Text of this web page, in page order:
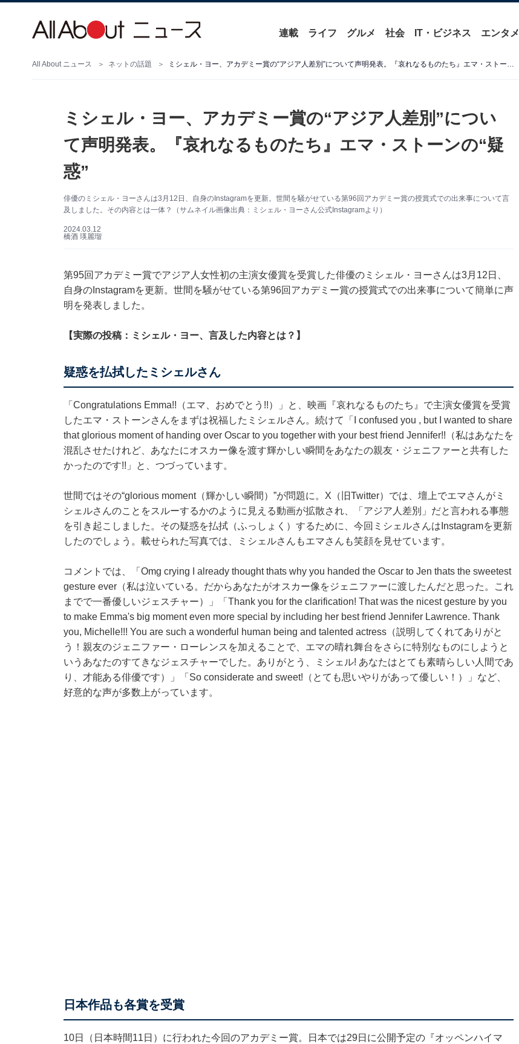
連載 ライフ グルメ 社会 IT・ビジネス エンタメ
All About ニュース ネットの話題 ミシェル・ヨー、アカデミー賞の“アジア人差別”について声明発表。『哀れなるものたち』エマ・ストーンの“疑惑”
ミシェル・ヨー、アカデミー賞の“アジア人差別”につい
て声明発表。『哀れなるものたち』エマ・ストーンの“疑
惑”
俳優のミシェル・ヨーさんは3月12日、自身のInstagramを更新。世間を騒がせている第96回アカデミー賞の授賞式での出来事について言
及しました。その内容とは一体？（サムネイル画像出典：ミシェル・ヨーさん公式Instagramより）
2024.03.12
橋酒 瑛麗瑠
第95回アカデミー賞でアジア人女性初の主演女優賞を受賞した俳優のミシェル・ヨーさんは3月12日、
自身のInstagramを更新。世間を騒がせている第96回アカデミー賞の授賞式での出来事について簡単に声
明を発表しました。
【実際の投稿：ミシェル・ヨー、言及した内容とは？】
疑惑を払拭したミシェルさん
「Congratulations Emma!!（エマ、おめでとう!!）」と、映画『哀れなるものたち』で主演女優賞を受賞
したエマ・ストーンさんをまずは祝福したミシェルさん。続けて「I confused you , but I wanted to share
that glorious moment of handing over Oscar to you together with your best friend Jennifer!!（私はあなたを
混乱させたけれど、あなたにオスカー像を渡す輝かしい瞬間をあなたの親友・ジェニファーと共有した
かったのです!!」と、つづっています。
世間ではその“glorious moment（輝かしい瞬間）”が問題に。X（旧Twitter）では、壇上でエマさんがミ
シェルさんのことをスルーするかのように見える動画が拡散され、「アジア人差別」だと言われる事態
を引き起こしました。その疑惑を払拭（ふっしょく）するために、今回ミシェルさんはInstagramを更新
したのでしょう。載せられた写真では、ミシェルさんもエマさんも笑顔を見せています。
コメントでは、「Omg crying I already thought thats why you handed the Oscar to Jen thats the sweetest
gesture ever（私は泣いている。だからあなたがオスカー像をジェニファーに渡したんだと思った。これ
までで一番優しいジェスチャー）」「Thank you for the clarification! That was the nicest gesture by you
to make Emma's big moment even more special by including her best friend Jennifer Lawrence. Thank
you, Michelle!!! You are such a wonderful human being and talented actress（説明してくれてありがと
う！親友のジェニファー・ローレンスを加えることで、エマの晴れ舞台をさらに特別なものにしようと
いうあなたのすてきなジェスチャーでした。ありがとう、ミシェル! あなたはとても素晴らしい人間であ
り、才能ある俳優です）」「So considerate and sweet!（とても思いやりがあって優しい！）」など、
好意的な声が多数上がっています。
日本作品も各賞を受賞
10日（日本時間11日）に行われた今回のアカデミー賞。日本では29日に公開予定の『オッペンハイマ